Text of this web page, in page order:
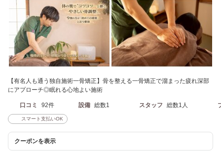
【有名人も通う独自施術一骨矯正】骨を整える一骨矯正で溜まった疲れ深部
にアプローチ◎眠れる心地よい施術
口コミ 92件 設備 総数1 スタッフ 総数1人
スマート支払いOK
クーポンを表示